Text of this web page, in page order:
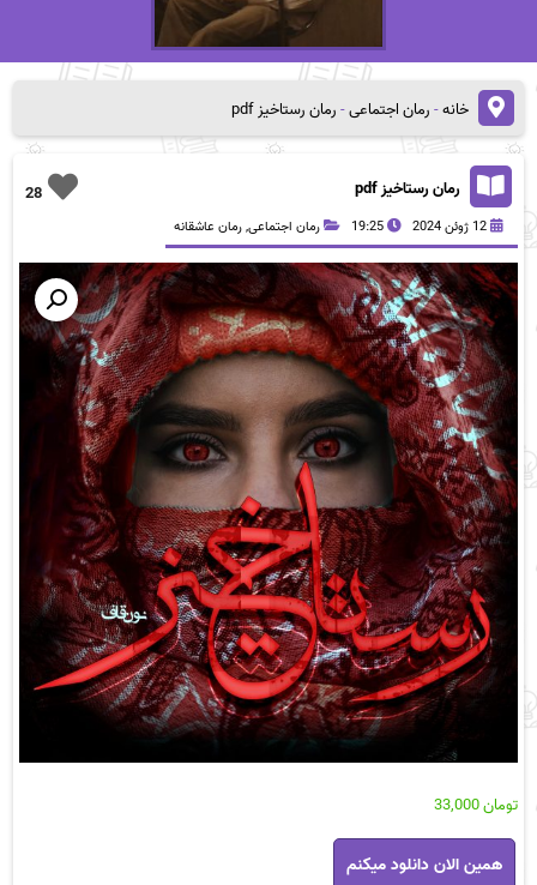
خانه-رمان اجتماعی-رمان رستاخیز pdf
28 رمان رستاخیز pdf
12 ژوئن 2024 19:25 رمان اجتماعی,رمان عاشقانه
تومان33,000
رمان
رستاخیز
همین الان دانلود میکنم